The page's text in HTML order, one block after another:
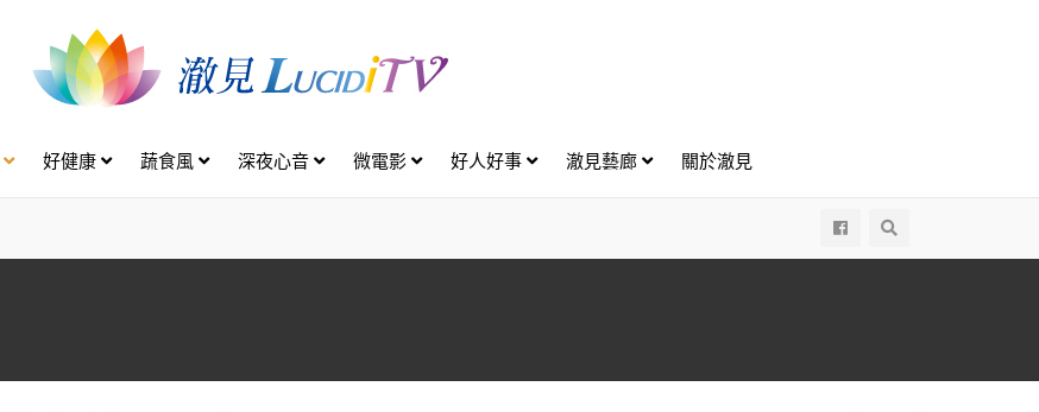
好健康 蔬食風 深夜心音 微電影 好人好事 澈見藝廊 關於澈見